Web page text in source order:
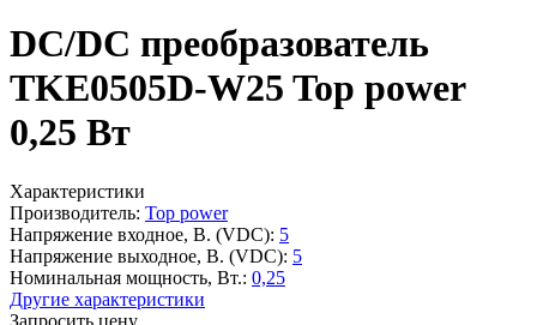
DC/DC преобразователь
TKE0505D-W25 Top power
0,25 Вт
Характеристики
Производитель: Top power
Напряжение входное, В. (VDC): 5
Напряжение выходное, В. (VDC): 5
Номинальная мощность, Вт.: 0,25
Другие характеристики
Запросить цену